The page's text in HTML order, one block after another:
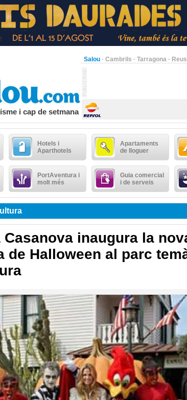
Salou · Cambrils · Tarragona · Reus
i cap de setmana
Hotels i
Aparthotels
Apartaments
de lloguer
PortAventura i
molt més
Guia comercial
i de serveis
Casanova inaugura la
de Halloween al parc